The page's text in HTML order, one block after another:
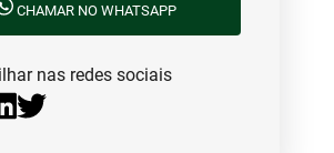
CHAMAR NO WHATSAPP
nas redes sociais